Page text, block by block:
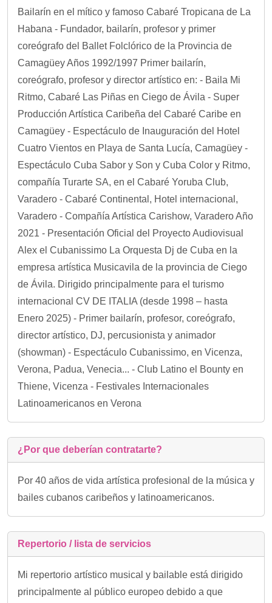
Bailarín en el mítico y famoso Cabaré Tropicana de La
Habana - Fundador, bailarín, profesor y primer
coreógrafo del Ballet Folclórico de la Provincia de
Camagüey Años 1992/1997 Primer bailarín,
coreógrafo, profesor y director artístico en: - Baila Mi
Ritmo, Cabaré Las Piñas en Ciego de Ávila - Super
Producción Artística Caribeña del Cabaré Caribe en
Camagüey - Espectáculo de Inauguración del Hotel
Cuatro Vientos en Playa de Santa Lucía, Camagüey -
Espectáculo Cuba Sabor y Son y Cuba Color y Ritmo,
compañía Turarte SA, en el Cabaré Yoruba Club,
Varadero - Cabaré Continental, Hotel internacional,
Varadero - Compañía Artística Carishow, Varadero Año
2021 - Presentación Oficial del Proyecto Audiovisual
Alex el Cubanissimo La Orquesta Dj de Cuba en la
empresa artística Musicavila de la provincia de Ciego
de Ávila. Dirigido principalmente para el turismo
internacional CV DE ITALIA (desde 1998 – hasta
Enero 2025) - Primer bailarín, profesor, coreógrafo,
director artístico, DJ, percusionista y animador
(showman) - Espectáculo Cubanissimo, en Vicenza,
Verona, Padua, Venecia... - Club Latino el Bounty en
Thiene, Vicenza - Festivales Internacionales
Latinoamericanos en Verona
¿Por que deberían contratarte?
Por 40 años de vida artística profesional de la música y
bailes cubanos caribeños y latinoamericanos.
Repertorio / lista de servicios
Mi repertorio artístico musical y bailable está dirigido
principalmente al público europeo debido a que